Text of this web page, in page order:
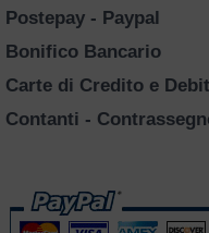
Postepay - Paypal
Bonifico Bancario
Carte di Credito e
Contanti -